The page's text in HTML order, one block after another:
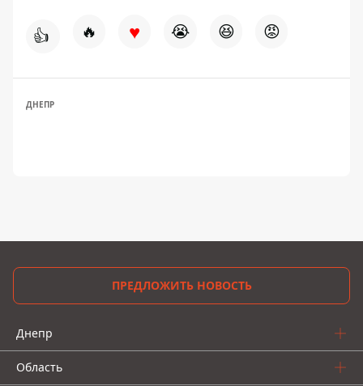
👍 🔥 ♥ 😭 😆 😡
ДНЕПР
ПРЕДЛОЖИТЬ НОВОСТЬ
Днепр
Область